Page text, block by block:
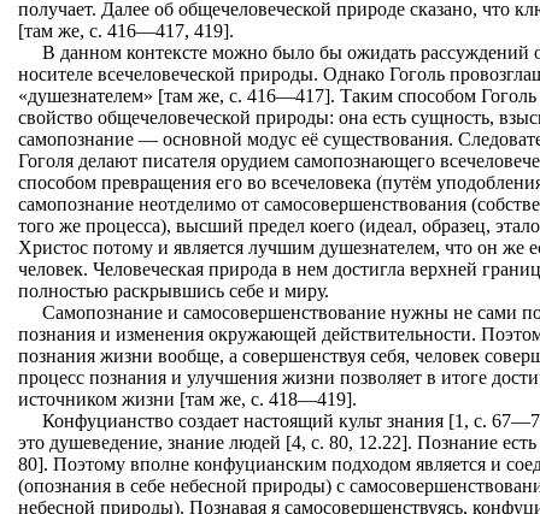
получает. Далее об общечеловеческой природе сказано, что
[там же, с. 416—417, 419].
В данном контексте можно было бы ожидать рассуждений
носителе всечеловеческой природы. Однако Гоголь
«душезнателем» [там же, с. 416—417]. Таким способом
свойство общечеловеческой природы: она есть сущность,
самопознание — основной модус её существования.
Гоголя делают писателя орудием самопознающего
способом превращения его во всечеловека (путём
самопознание неотделимо от самосовершенствования
того же процесса), высший предел коего (идеал, образец,
Христос потому и является лучшим душезнателем, что он же
человек. Человеческая природа в нем достигла верхней
полностью раскрывшись себе и миру.
Самопознание и самосовершенствование нужны не сами
познания и изменения окружающей действительности.
познания жизни вообще, а совершенствуя себя, человек
процесс познания и улучшения жизни позволяет в итоге
источником жизни [там же, с. 418—419].
Конфуцианство создает настоящий культ знания [1, с.
это душеведение, знание людей [4, с. 80, 12.22]. Познание
80]. Поэтому вполне конфуцианским подходом является и
(опознания в себе небесной природы) с
небесной природы). Познавая я самосовершенствуясь,